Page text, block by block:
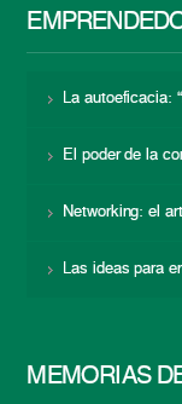
La autoeficacia:
El poder de la
Networking: el
Las ideas para
MEMORIAS